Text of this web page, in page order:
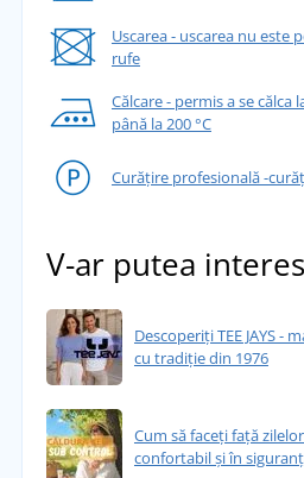
Uscarea - uscarea nu este
rufe
Călcare - permis a se
până la 200 °C
Curățire profesională -
V-ar putea
Descoperiți TEE JAYS -
cu tradiție din 1976
Cum să faceți față
confortabil și în